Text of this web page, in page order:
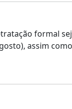
formal
assim